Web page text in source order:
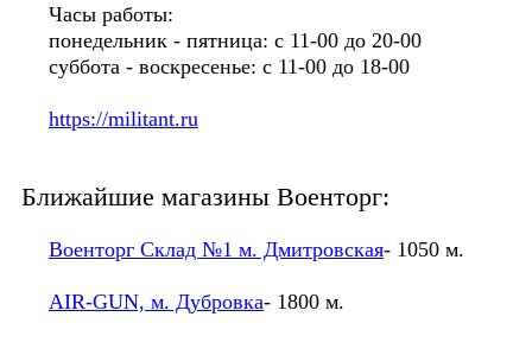
Часы работы:
понедельник - пятница: с 11-00 до 20-00
суббота - воскресенье: с 11-00 до 18-00
https://militant.ru
Ближайшие магазины Военторг:
Военторг Склад №1 м. Дмитровская- 1050 м.
AIR-GUN, м. Дубровка- 1800 м.